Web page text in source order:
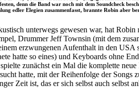
denn die Band war noch mit dem Soundcheck
edler Elegien zusammenfasst, brannte Robin aber
unterwegs gewesen war, hat
Drummer Jeff Townsin (mit dem
erzwungenen Aufenthalt in den
hatte so eines) und Keyboards ohne
zunächst ein Mal die komplette
hatte, mit der Reihenfolge der
Zeit ist, das er sich selbst auch selbst